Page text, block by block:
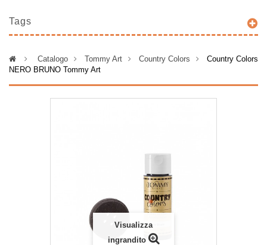
Tags
> Catalogo > Tommy Art > Country Colors >
Country Colors
NERO BRUNO Tommy Art
Visualizza
ingrandito